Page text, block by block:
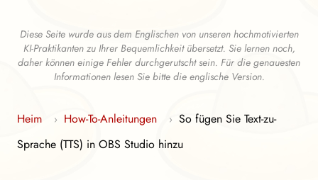
Diese Seite wurde aus dem Englischen von unseren hochmotivierten
KI-Praktikanten zu Ihrer Bequemlichkeit übersetzt. Sie lernen noch,
daher können einige Fehler durchgerutscht sein. Für die genauesten
Informationen lesen Sie bitte die englische Version.
Heim › How-To-Anleitungen › So fügen Sie Text-zu-
Sprache (TTS) in OBS Studio hinzu